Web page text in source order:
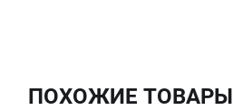
ПОХОЖИЕ ТОВАРЫ